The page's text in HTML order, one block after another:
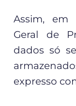
Assim, em
Geral de
dados só
expresso